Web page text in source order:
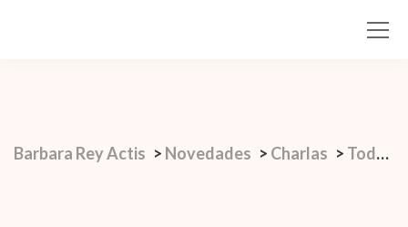
Barbara Rey Actis > Novedades > Charlas > Todo lo que te contaron sobre la vejez, es mentira.